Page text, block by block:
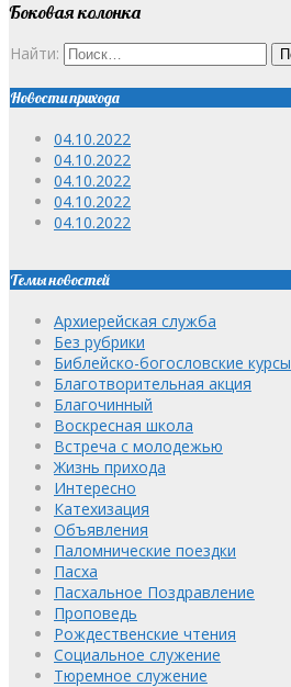
Боковая колонка
Найти:
Новости прихода
04.10.2022
04.10.2022
04.10.2022
04.10.2022
04.10.2022
Темы новостей
Архиерейская служба
Без рубрики
Библейско-богословские курсы
Благотворительная акция
Благочинный
Воскресная школа
Встреча с молодежью
Жизнь прихода
Интересно
Катехизация
Объявления
Паломнические поездки
Пасха
Пасхальное Поздравление
Проповедь
Рождественские чтения
Социальное служение
Тюремное служение